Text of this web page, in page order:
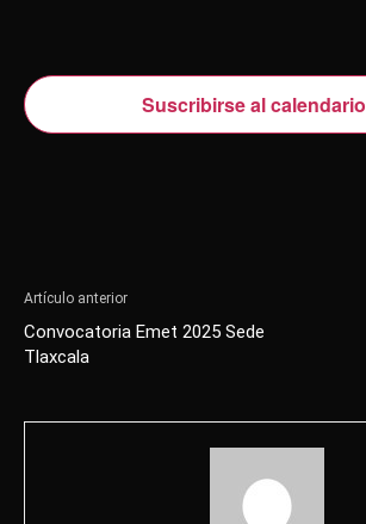
Suscribirse al calendario
Artículo anterior
Convocatoria Emet 2025 Sede
Tlaxcala